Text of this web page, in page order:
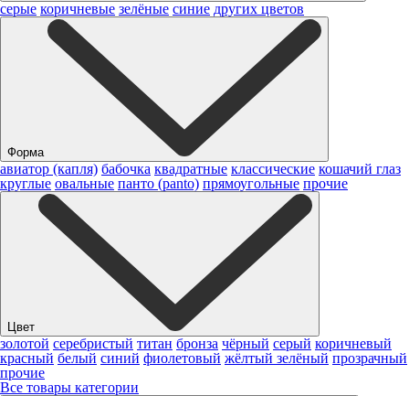
серые коричневые зелёные синие других цветов
Форма
авиатор (капля) бабочка квадратные классические кошачий глаз
круглые овальные панто (panto) прямоугольные прочие
Цвет
золотой серебристый титан бронза чёрный серый коричневый
красный белый синий фиолетовый жёлтый зелёный прозрачный
прочие
Все товары категории